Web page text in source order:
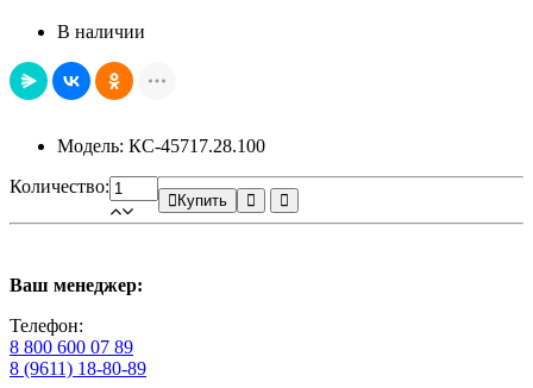
В наличии
Модель: КС-45717.28.100
Количество:
Купить
Ваш менеджер:
Телефон:
8 800 600 07 89
8 (9611) 18-80-89